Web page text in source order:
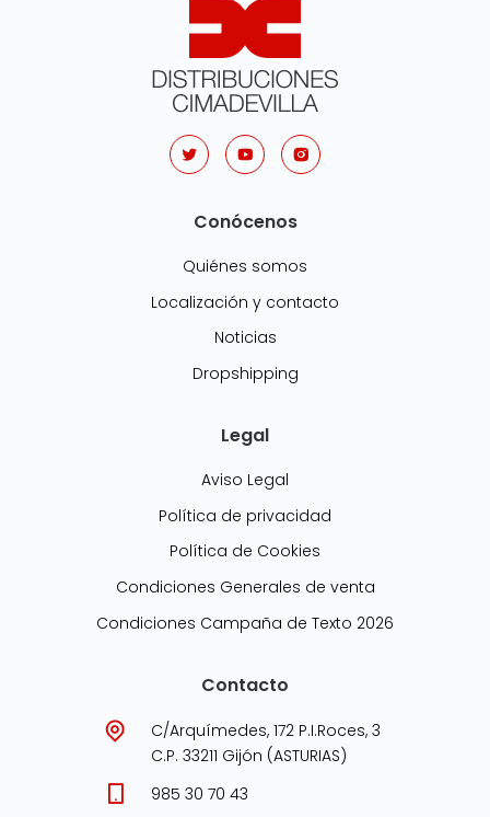
Conócenos
Quiénes somos
Localización y contacto
Noticias
Dropshipping
Legal
Aviso Legal
Política de privacidad
Política de Cookies
Condiciones Generales de venta
Condiciones Campaña de Texto 2026
Contacto
C/Arquímedes, 172 P.I.Roces, 3
C.P. 33211 Gijón (ASTURIAS)
985 30 70 43